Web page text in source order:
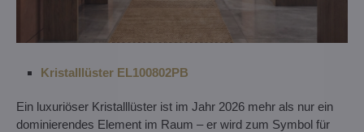
Kristalllüster EL100802PB
Ein luxuriöser Kristalllüster ist im Jahr 2026 mehr als nur ein
dominierendes Element im Raum – er wird zum Symbol für